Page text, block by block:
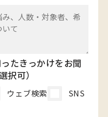
たきっかけをお聞
択可）
ウェブ検索
SNS